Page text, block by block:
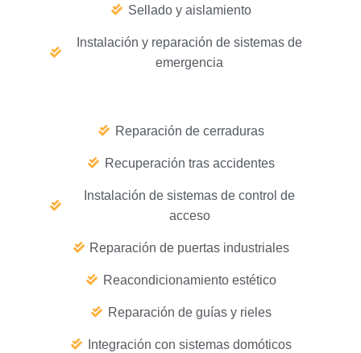
Sellado y aislamiento
Instalación y reparación de sistemas de
emergencia
Reparación de cerraduras
Recuperación tras accidentes
Instalación de sistemas de control de
acceso
Reparación de puertas industriales
Reacondicionamiento estético
Reparación de guías y rieles
Integración con sistemas domóticos